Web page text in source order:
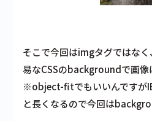
そこで今回はimgタグではな
易なCSSのbackgroundで画像
※object-fitでもいいんですが
と長くなるので今回は